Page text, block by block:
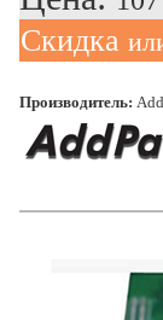
Скидка
Производитель: